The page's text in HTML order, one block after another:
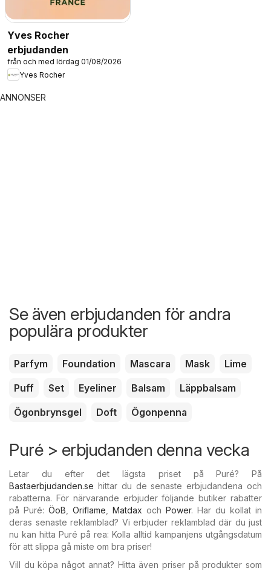
Yves Rocher
erbjudanden
från och med lördag 01/08/2026
Yves Rocher
ANNONSER
Se även erbjudanden för andra
populära produkter
Parfym Foundation Mascara Mask
Lime
Puff
Set Eyeliner Balsam
Läppbalsam
Ögonbrynsgel
Doft Ögonpenna
Puré > erbjudanden denna vecka
Letar du efter det lägsta priset på Puré? På
Bastaerbjudanden.se hittar du de senaste erbjudandena och
rabatterna. För närvarande erbjuder följande butiker rabatter
på Puré: ÖoB, Oriflame, Matdax och Power. Har du kollat in
deras senaste reklamblad? Vi erbjuder reklamblad där du just
nu kan hitta Puré på rea: Kolla alltid kampanjens utgångsdatum
för att slippa gå miste om bra priser!
Vill du köpa något annat? Hitta även priser på produkter som